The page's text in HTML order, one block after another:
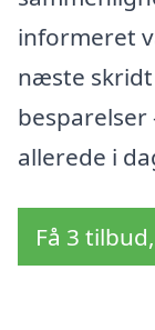
informeret
næste
allerede i
Få 3